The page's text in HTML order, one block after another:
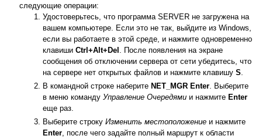
следующие операции:
Удостоверьтесь, что программа SERVER не загружена на
вашем компьютере. Если это не так, выйдите из Windows,
если вы работаете в этой среде, и нажмите одновременно
клавиши Ctrl+Alt+Del . После появления на экране
сообщения об отключении сервера от сети убедитесь, что
на сервере нет открытых файлов и нажмите клавишу S.
В командной строке наберите NET_MGR Enter. Выберите
в меню команду Управление Очередями и нажмите Enter
еще раз.
Выберите строку Изменить местоположение и нажмите
Enter, после чего задайте полный маршрут к области